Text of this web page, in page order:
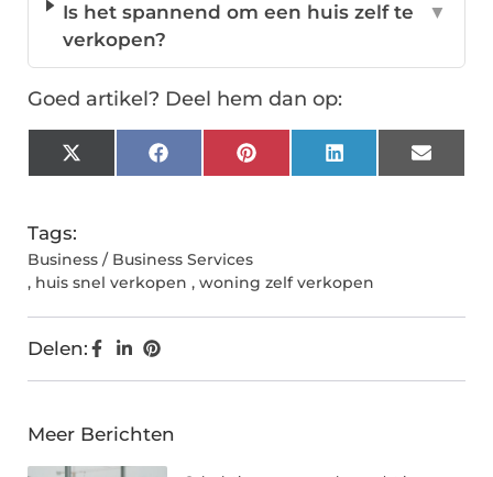
Is het spannend om een huis zelf te
verkopen?
▼
Goed artikel? Deel hem dan op:
X
(Twitter)
FacebookPinterestLinkedInEmail
Tags:
Business / Business Services
, huis snel verkopen , woning zelf verkopen
Delen:
Meer Berichten